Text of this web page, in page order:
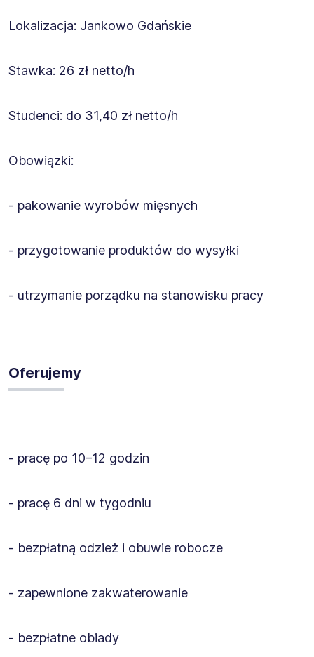
Lokalizacja: Jankowo Gdańskie
Stawka: 26 zł netto/h
Studenci: do 31,40 zł netto/h
Obowiązki:
- pakowanie wyrobów mięsnych
- przygotowanie produktów do wysyłki
- utrzymanie porządku na stanowisku pracy
Oferujemy
- pracę po 10–12 godzin
- pracę 6 dni w tygodniu
- bezpłatną odzież i obuwie robocze
- zapewnione zakwaterowanie
- bezpłatne obiady